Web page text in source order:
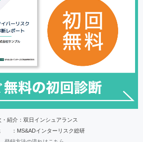
・紹介：双日インシュアランス
：MS&ADインターリスク総研